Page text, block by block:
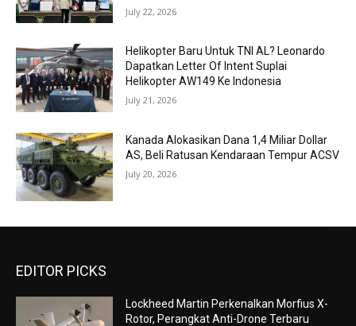
July 22, 2026
Helikopter Baru Untuk TNI AL? Leonardo
Dapatkan Letter Of Intent Suplai
Helikopter AW149 Ke Indonesia
July 21, 2026
Kanada Alokasikan Dana 1,4 Miliar Dollar
AS, Beli Ratusan Kendaraan Tempur ACSV
July 20, 2026
EDITOR PICKS
Lockheed Martin Perkenalkan Morfius X-
Rotor, Perangkat Anti-Drone Terbaru